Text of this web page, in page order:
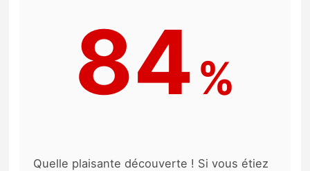
84%
Quelle plaisante découverte ! Si vous étiez